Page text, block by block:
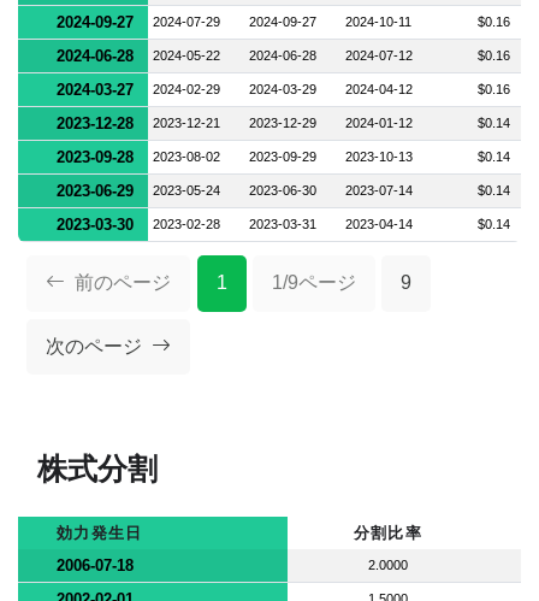
2024-09-27 2024-07-29 2024-09-27 2024-10-11 $0.16
2024-06-28 2024-05-22 2024-06-28 2024-07-12 $0.16
2024-03-27 2024-02-29 2024-03-29 2024-04-12 $0.16
2023-12-28 2023-12-21 2023-12-29 2024-01-12 $0.14
2023-09-28 2023-08-02 2023-09-29 2023-10-13 $0.14
2023-06-29 2023-05-24 2023-06-30 2023-07-14 $0.14
2023-03-30 2023-02-28 2023-03-31 2023-04-14 $0.14
前のページ 1 1/9ページ 9
次のページ
株式分割
効力発生日
分割比率
2006-07-18
2.0000